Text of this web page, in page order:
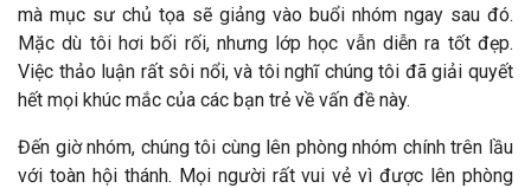
mà mục sư chủ tọa sẽ giảng vào buổi nhóm ngay sau đó.
Mặc dù tôi hơi bối rối, nhưng lớp học vẫn diễn ra tốt đẹp.
Việc thảo luận rất sôi nổi, và tôi nghĩ chúng tôi đã giải quyết
hết mọi khúc mắc của các bạn trẻ về vấn đề này.
Đến giờ nhóm, chúng tôi cùng lên phòng nhóm chính trên lầu
với toàn hội thánh. Mọi người rất vui vẻ vì được lên phòng